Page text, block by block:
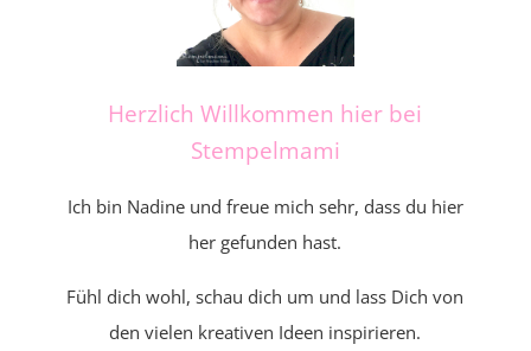
Herzlich Willkommen hier bei
Stempelmami
Ich bin Nadine und freue mich sehr, dass du hier
her gefunden hast.
Fühl dich wohl, schau dich um und lass Dich von
den vielen kreativen Ideen inspirieren.